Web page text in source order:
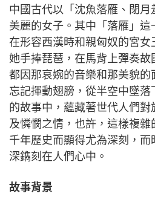
中國古代以「沈魚落雁、閉
美麗的女子。其中「落雁」
在形容西漢時和親匈奴的宮
她手捧琵琶，在馬背上彈奏
都因那哀婉的音樂和那美貌
忘記揮動翅膀，從半空中墜
的故事中，蘊藏著世代人們
及憐憫之情，也許，這樣複
千年歷史而顯得尤為深刻，
深鐫刻在人們心中。
故事背景